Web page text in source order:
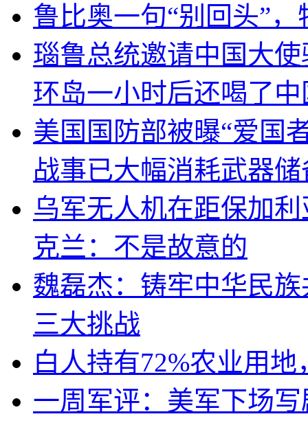
鲁比奥一句“别回头”
瑙鲁总统邀请中国大
环岛一小时后还喝了
美国国防部被曝“爱国
战事已大幅消耗武器储
乌军无人机在距保加
克兰：不是故意的
魏磊杰：铸牢中华民
三大挑战
白人持有72%农业用
一周军评：美军下场